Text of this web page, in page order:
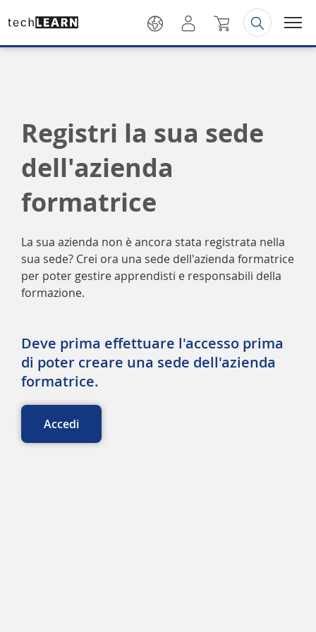
Registri la sua sede
dell'azienda
formatrice
La sua azienda non è ancora stata registrata nella
sua sede? Crei ora una sede dell'azienda formatrice
per poter gestire apprendisti e responsabili della
formazione.
Deve prima effettuare l'accesso prima
di poter creare una sede dell'azienda
formatrice.
Accedi